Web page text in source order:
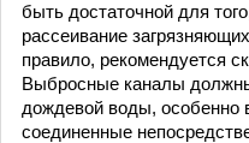
быть достаточной для
рассеивание
правило, рекомендуется
Выбросные каналы
дождевой воды, особенно
соединенные